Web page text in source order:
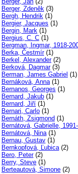
Berger, Zdeněk (3)
Bergh, Hendrik (1)
Bergier, Jacques (1)
Bergin, Mark (1)
Bergius, C. C (1)
Bergman, Ingmar, 1918-
Berka, Čestmír(1)
Berkel, Alexander(2)
Berková, Dagmar(3)
Berman, James Gabriel (1)
Bernáková, Anna(1)
Bernanos, Georges (1)
Bernard, Jakub (1)
Bernard, Jiří (1)
Bernari, Carlo (1)
Bernáth, Zsigmond (1)
Bernátová, Gabrielle, 1991-
Bernátová, Nina(1)
Bernau, Gustav (1)
Bernkopfová, Ľubica(2)
Bero, Peter(2)
Berry, Steve (1)
Berteautová, Simone (2)